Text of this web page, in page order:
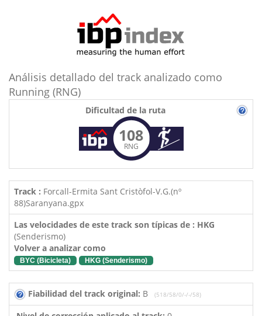
Análisis detallado del track analizado como
Running (RNG)
Dificultad de la ruta
108
RNG
Track : Forcall-Ermita Sant Cristòfol-V.G.(nº
88)Saranyana.gpx
Las velocidades de este track son típicas de : HKG
(Senderismo)
Volver a analizar como
BYC (Bicicleta) HKG (Senderismo)
Fiabilidad del track original: B (518/58/0/-/-/58)